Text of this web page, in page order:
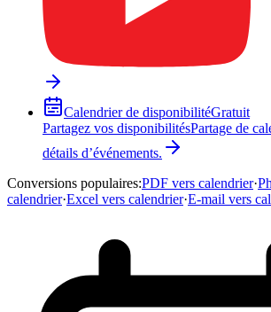
Calendrier de disponibilitéGratuit
Partagez vos disponibilitésPartage de
détails d’événements.
Conversions populaires:PDF vers calendrier·
calendrier·Excel vers calendrier·E-mail vers